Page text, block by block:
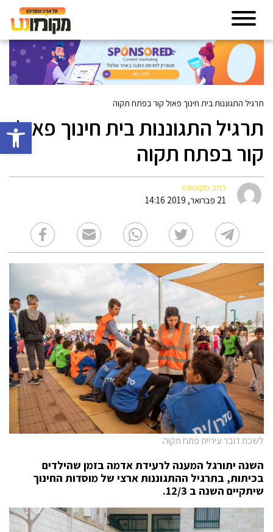
פתח
תרגיל התגוננות בית חינוך פאול קור בפתח תקוה
תרגיל התגוננות בית חינוך פאול
קור בפתח תקוה
כתב מקומונט
21 פברואר, 2019 14:16
לשכת דובר עיריית פתח תקוה
השנה יתורגל המענה לרעידת אדמה בזמן שהילדים
בכיתות, בתרגיל ההתגוננות ארצי של מוסדות החינוך
שיתקיים השנה ב 12/3.